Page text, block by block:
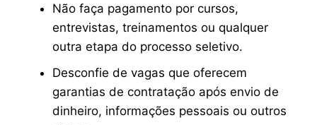
Não faça pagamento por cursos,
entrevistas, treinamentos ou qualquer
outra etapa do processo seletivo.
Desconfie de vagas que oferecem
garantias de contratação após envio de
dinheiro, informações pessoais ou outros